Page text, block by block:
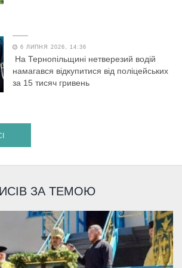
6 ЛИПНЯ 2026, 14:36
На Тернопільщині нетверезий водій
намагався відкупитися від поліцейських
за 15 тисяч гривень
ЗА ТЕМОЮ